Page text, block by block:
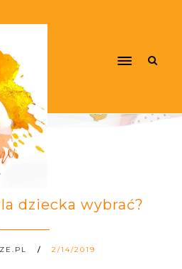
dziecka wybrać?
2/14/2019